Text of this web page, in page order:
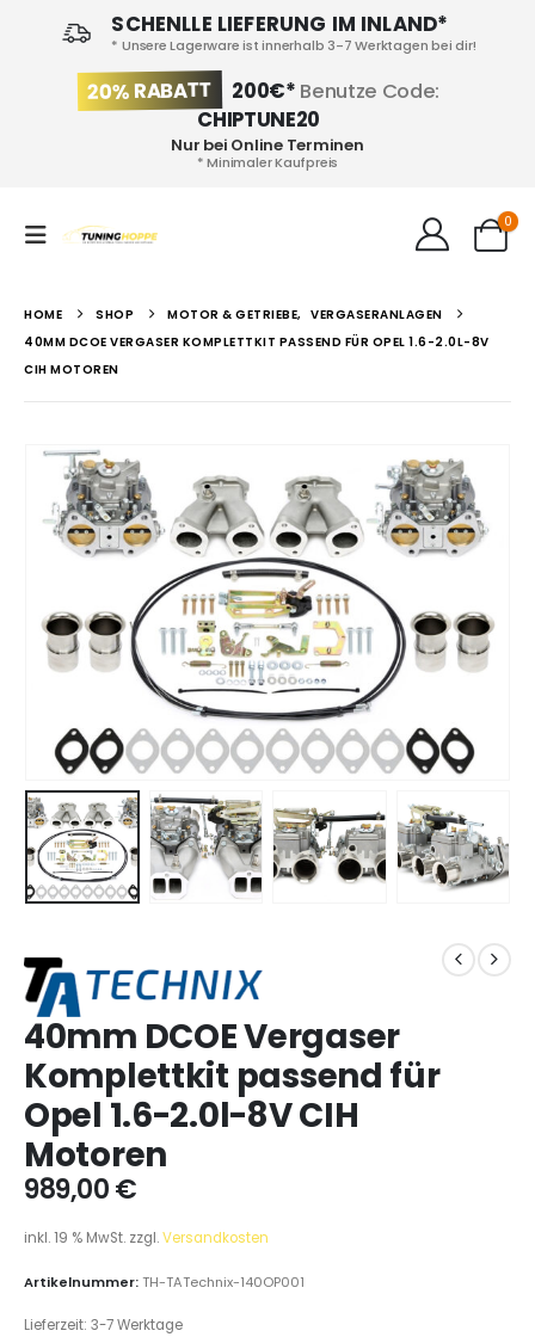
SCHENLLE LIEFERUNG IM INLAND*
* Unsere Lagerware ist innerhalb 3-7 Werktagen bei dir!
20% RABATT 200€* Benutze Code:
CHIPTUNE20
Nur bei Online Terminen
* Minimaler Kaufpreis
0
HOME SHOP MOTOR & GETRIEBE, VERGASERANLAGEN
40MM DCOE VERGASER KOMPLETTKIT PASSEND FÜR OPEL 1.6-2.0L-8V
CIH MOTOREN
40mm DCOE Vergaser
Komplettkit passend für
Opel 1.6-2.0l-8V CIH
Motoren
989,00€
inkl. 19 % MwSt. zzgl.Versandkosten
Artikelnummer:TH-TATechnix-140OP001
Lieferzeit: 3-7 Werktage